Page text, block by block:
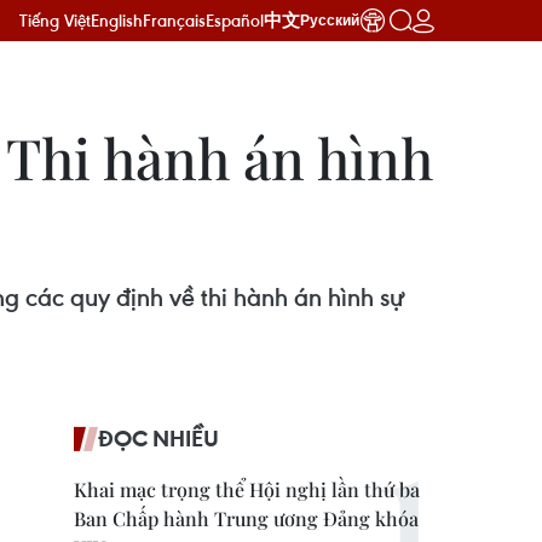
Tiếng ViệtEnglishFrançaisEspañol中文Русский
hành án hình
các quy định về thi hành án hình sự
ĐỌC NHIỀU
Khai mạc trọng thể Hội nghị lần thứ ba
Ban Chấp hành Trung ương Đảng khóa